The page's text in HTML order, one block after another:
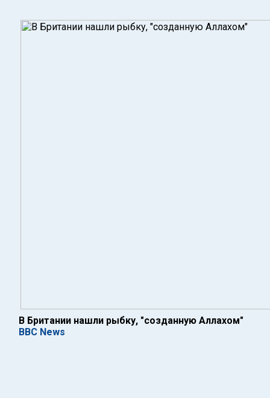
В Британии нашли рыбку, "созданную Аллахом"
BBC News